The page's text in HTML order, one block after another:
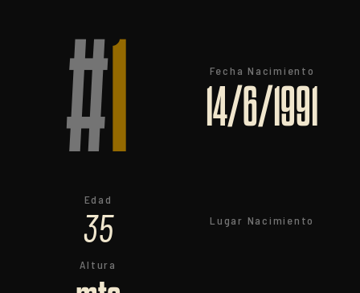
#1 Fecha Nacimiento
14/6/1991
Edad
35 Lugar Nacimiento
Altura